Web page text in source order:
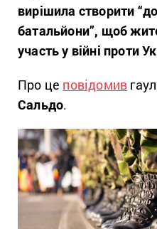
вирішила створити
батальйони”, щоб
участь у війні проти
Про це повідомив
Сальдо.